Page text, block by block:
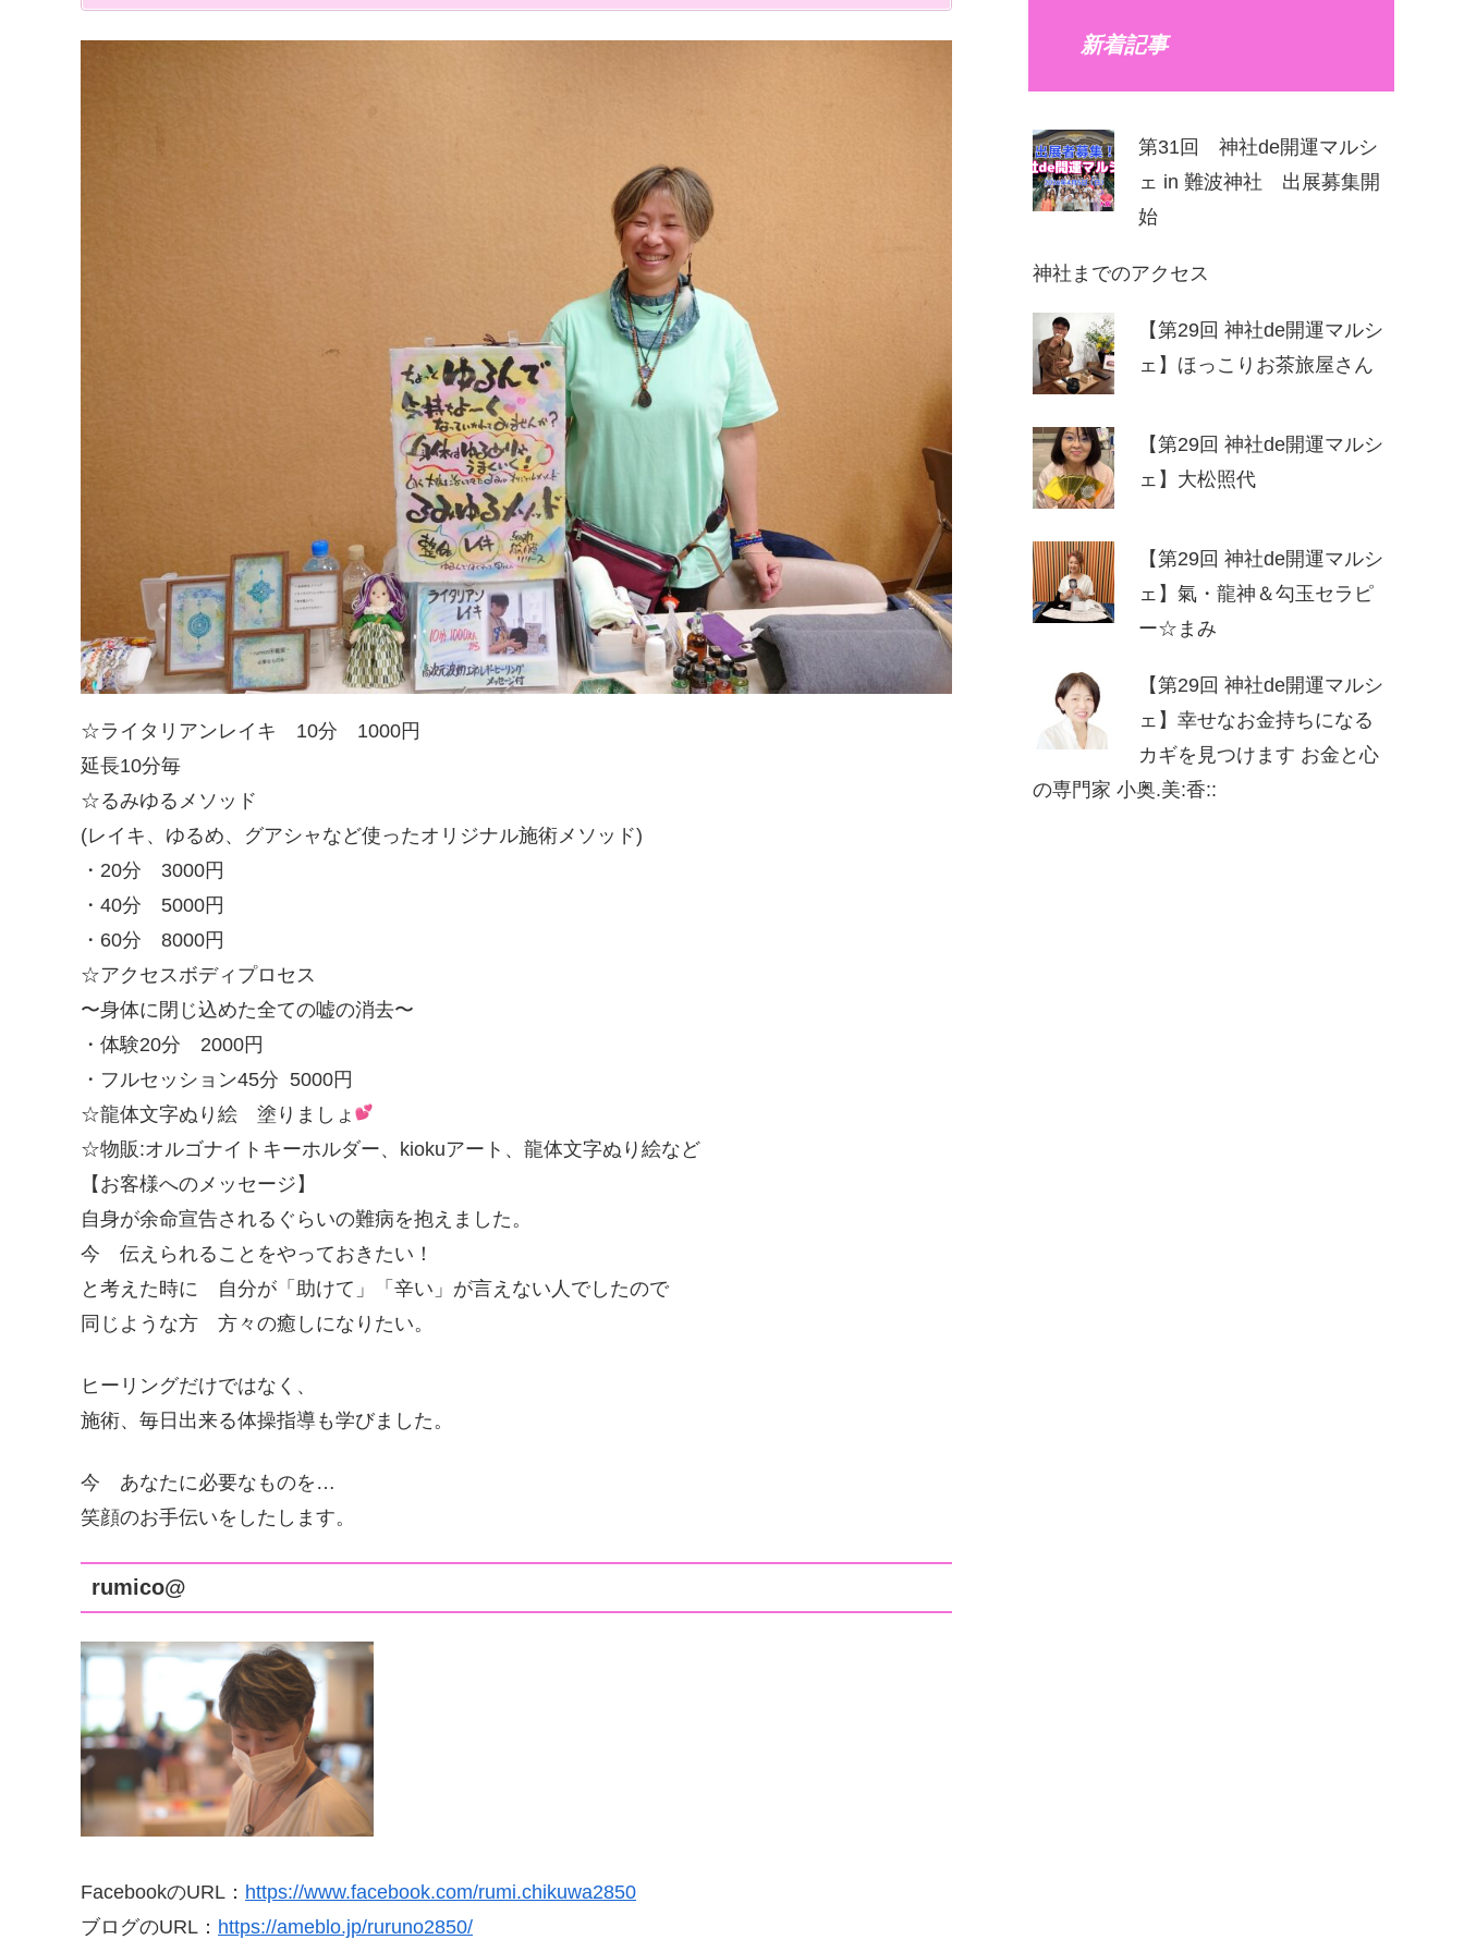
☆ライタリアンレイキ 10分 1000円
延長10分毎
☆るみゆるメソッド
(レイキ、ゆるめ、グアシャなど使ったオリジナル施術メソッド)
・20分 3000円
・40分 5000円
・60分 8000円
☆アクセスボディプロセス
〜身体に閉じ込めた全ての嘘の消去〜
・体験20分 2000円
・フルセッション45分 5000円
☆龍体文字ぬり絵 塗りましょ
☆物販:オルゴナイトキーホルダー、kiokuアート、龍体文字ぬり絵など
【お客様へのメッセージ】
自身が余命宣告されるぐらいの難病を抱えました。
今 伝えられることをやっておきたい！
と考えた時に 自分が「助けて」「辛い」が言えない人でしたので
同じような方 方々の癒しになりたい。
ヒーリングだけではなく、
施術、毎日出来る体操指導も学びました。
今 あなたに必要なものを…
笑顔のお手伝いをしたします。
rumico@
FacebookのURL： https://www.facebook.com/rumi.chikuwa2850
ブログのURL： https://ameblo.jp/ruruno2850/
新着記事
第31回 神社de開運マルシ
ェ in 難波神社 出展募集開
始
神社までのアクセス
【第29回 神社de開運マルシ
ェ】ほっこりお茶旅屋さん
【第29回 神社de開運マルシ
ェ】⼤松照代
【第29回 神社de開運マルシ
ェ】氣・龍神＆勾玉セラピ
ー☆まみ
【第29回 神社de開運マルシ
ェ】幸せなお⾦持ちになる
カギを⾒つけます お⾦と⼼
の専⾨家 ⼩奥.美:⾹::